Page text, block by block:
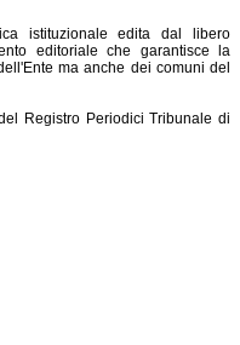
istituzionale edita dal libero
editoriale che garantisce la
ma anche dei comuni del
Registro Periodici Tribunale di